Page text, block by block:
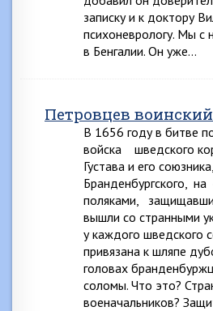
записку и к доктору
психоневрологу. Мы с
в Бенгалии. Он уже…
Петровцев
В 1656 году в битве
войска шведского
Густава и его
Бранденбургского,
поляками,
вышли со странными
у каждого шведского
привязана к шляпе
головах
соломы. Что это?
военачальников?